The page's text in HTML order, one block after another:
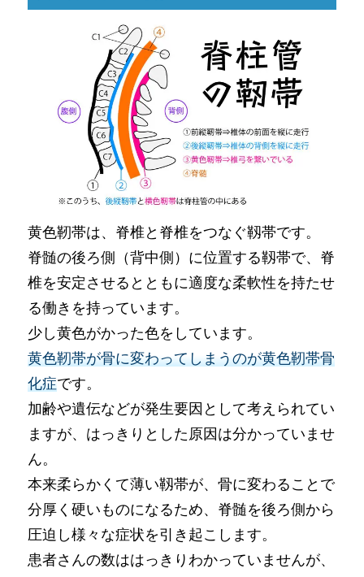
黄色靭帯は、脊椎と脊椎をつなぐ靱帯です。
脊髄の後ろ側（背中側）に位置する靱帯で、脊
椎を安定させるとともに適度な柔軟性を持たせ
る働きを持っています。
少し黄色がかった色をしています。
黄色靭帯が骨に変わってしまうのが黄色靭帯骨
化症です。
加齢や遺伝などが発生要因として考えられてい
ますが、はっきりとした原因は分かっていませ
ん。
本来柔らかくて薄い靱帯が、骨に変わることで
分厚く硬いものになるため、脊髄を後ろ側から
圧迫し様々な症状を引き起こします。
患者さんの数ははっきりわかっていませんが、